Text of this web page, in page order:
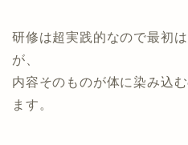
研修は超実践的なので最初
が、
内容そのものが体に染み込
ます。